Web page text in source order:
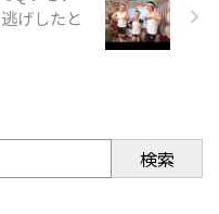
げしたと
検索